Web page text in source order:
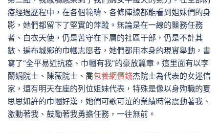
疫經過歷程中，在各個範疇、各條陣線都能看到姐妹們的身
影，她們都留下了堅實的萍蹤。無論是在一線的醫務任務
者、白衣天使，仍是苦守在下層的社區干部，仍是不計其
數、遍布城鄉的巾幗志愿者，她們都用本身的現實舉動，書
寫了“全平易近抗疫、巾幗有我”的豪放篇章。這里面有以李
蘭娟院士、陳薇院士、喬包養網價錢杰院士為代表的女迷信
家，還有明天在座的列位姐妹代表，特殊是像以身殉職的夏
思思如許的巾幗好漢，她們可歌可泣的業績時常震動著我、
激動著我、鼓勵著我勇擔任務，一往無前。